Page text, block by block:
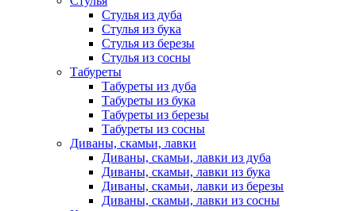
Стулья из дуба
Стулья из бука
Стулья из березы
Стулья из сосны
Табуреты
Табуреты из дуба
Табуреты из бука
Табуреты из березы
Табуреты из сосны
Диваны, скамьи, лавки
Диваны, скамьи, лавки из дуба
Диваны, скамьи, лавки из бука
Диваны, скамьи, лавки из березы
Диваны, скамьи, лавки из сосны